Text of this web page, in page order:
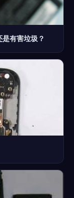
有害垃圾？